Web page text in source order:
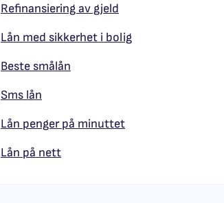
Refinansiering av gjeld
Lån med sikkerhet i bolig
Beste smålån
Sms lån
Lån penger på minuttet
Lån på nett